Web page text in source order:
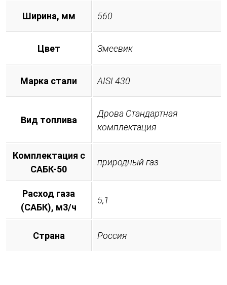
Ширина, мм 560
Цвет Змеевик
Марка стали AISI 430
Вид топлива
Дрова Стандартная
комплектация
Комплектация с
САБК-50
природный газ
Расход газа
(САБК), м3/ч
5,1
Страна Россия